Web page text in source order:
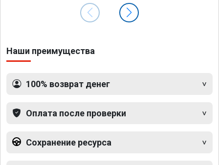
Наши преимущества
100% возврат денег
Оплата после проверки
Сохранение ресурса